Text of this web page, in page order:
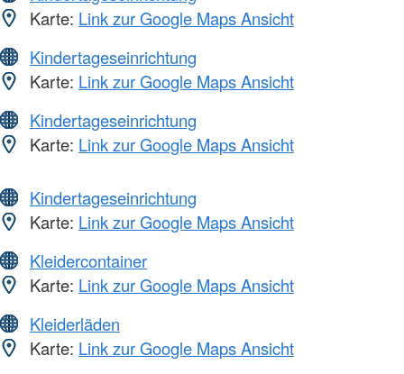
Karte: Link zur Google Maps Ansicht
Kindertageseinrichtung
Karte: Link zur Google Maps Ansicht
Kindertageseinrichtung
Karte: Link zur Google Maps Ansicht
Kindertageseinrichtung
Karte: Link zur Google Maps Ansicht
Kleidercontainer
Karte: Link zur Google Maps Ansicht
Kleiderläden
Karte: Link zur Google Maps Ansicht